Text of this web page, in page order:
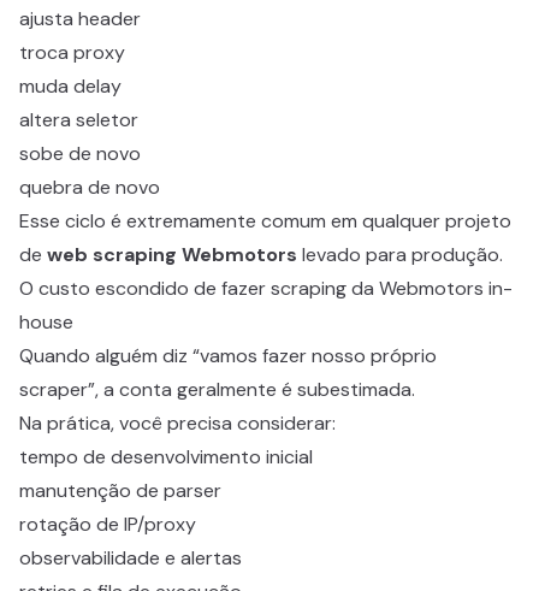
ajusta header
troca proxy
muda delay
altera seletor
sobe de novo
quebra de novo
Esse ciclo é extremamente comum em qualquer projeto
de web scraping Webmotors levado para produção.
O custo escondido de fazer scraping da Webmotors in-
house
Quando alguém diz “vamos fazer nosso próprio
scraper”, a conta geralmente é subestimada.
Na prática, você precisa considerar:
tempo de desenvolvimento inicial
manutenção de parser
rotação de IP/proxy
observabilidade e alertas